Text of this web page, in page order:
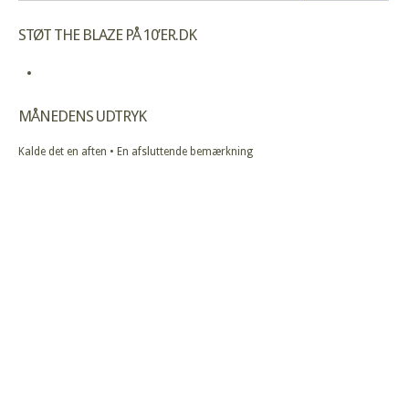
STØT THE BLAZE PÅ 10’ER.DK
MÅNEDENS UDTRYK
Kalde det en aften • En afsluttende bemærkning